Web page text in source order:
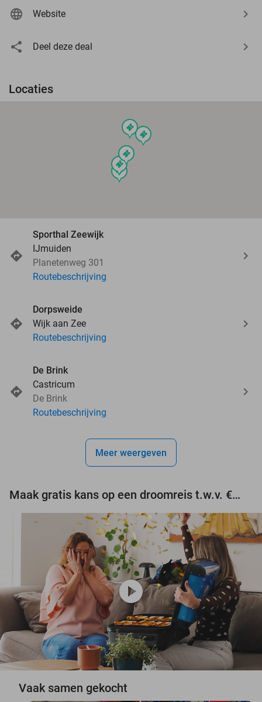
Website
Deel deze deal
Locaties
events
events
events
events
events
Sporthal Zeewijk
IJmuiden
Planetenweg 301
Routebeschrijving
Dorpsweide
Wijk aan Zee
Routebeschrijving
De Brink
Castricum
De Brink
Routebeschrijving
Meer weergeven
Maak gratis kans op een droomreis t.w.v. €3.000!
play_circle
Vaak samen gekocht